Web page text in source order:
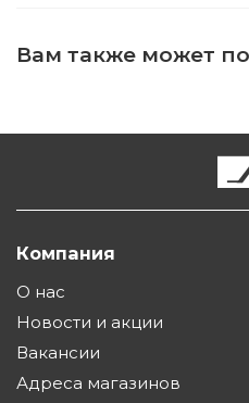
Вам также может
Компания
О нас
Новости и акции
Вакансии
Адреса магазинов